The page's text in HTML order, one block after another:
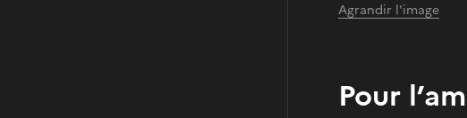
Agrandir l'image
Pour